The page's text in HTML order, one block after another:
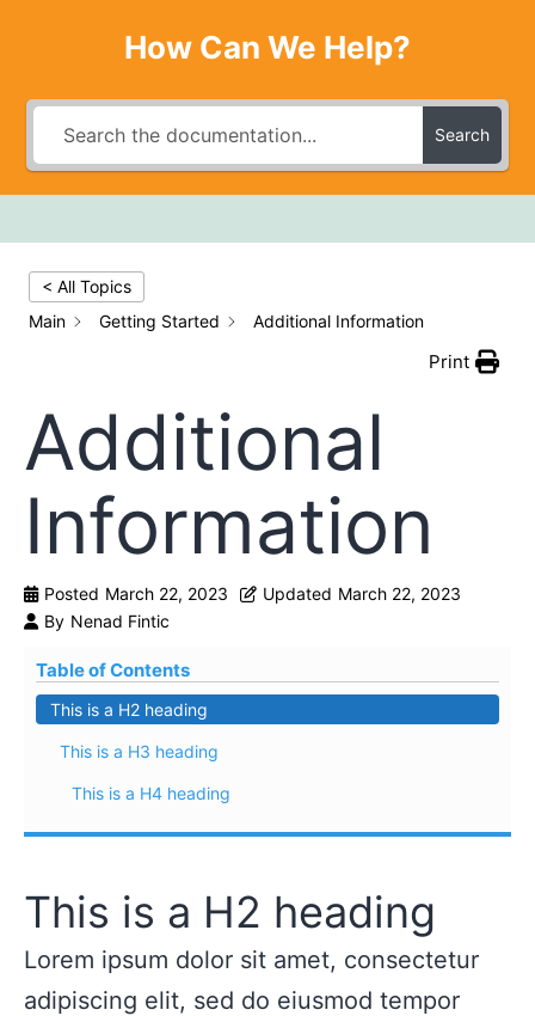
How Can We Help?
Search
< All Topics
Main
Getting Started Additional Information
Print
Additional
Information
Posted March 22, 2023 Updated March 22, 2023
By Nenad Fintic
Table of Contents
This is a H2 heading
This is a H3 heading
This is a H4 heading
This is a H2 heading
Lorem ipsum dolor sit amet, consectetur
adipiscing elit, sed do eiusmod tempor